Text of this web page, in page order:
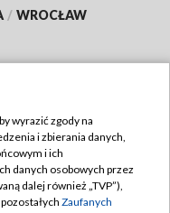
/ WROCŁAW
wyrazić zgody na
i zbierania danych,
i ich
danych osobowych przez
dalej również „TVP”),
Zaufanych